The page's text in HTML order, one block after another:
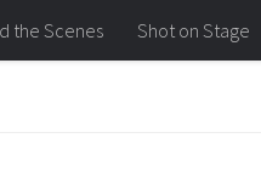
the Scenes Shot on Stage